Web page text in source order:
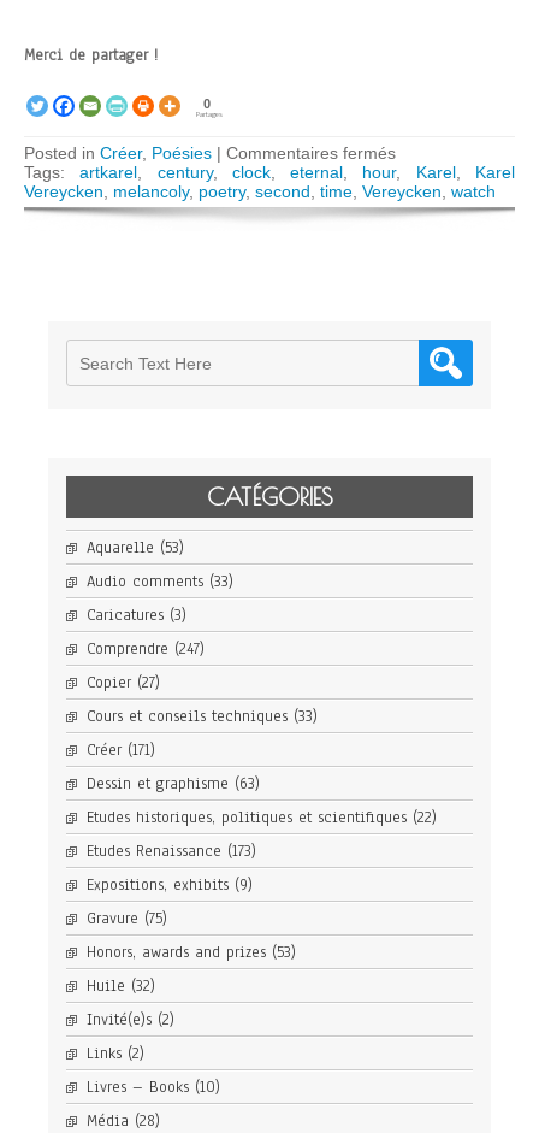
Merci de partager !
0
Partages
Posted in Créer, Poésies | Commentaires ferméssur
Eternal
joy
Tags:artkarel century, clock,eternal hour, Karel, Karel
Vereycken
melancoly, poetry, second time Vereycken watch
CATÉGORIES
Aquarelle (53)
Audio comments (33)
Caricatures (3)
Comprendre (247)
Copier (27)
Cours et conseils techniques (33)
Créer (171)
Dessin et graphisme (63)
Etudes historiques, politiques et scientifiques (22)
Etudes Renaissance (173)
Expositions, exhibits (9)
Gravure (75)
Honors, awards and prizes (53)
Huile (32)
Invité(e)s (2)
Links (2)
Livres – Books (10)
Média (28)